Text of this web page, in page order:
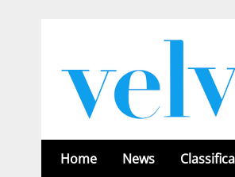
Home News Classifica